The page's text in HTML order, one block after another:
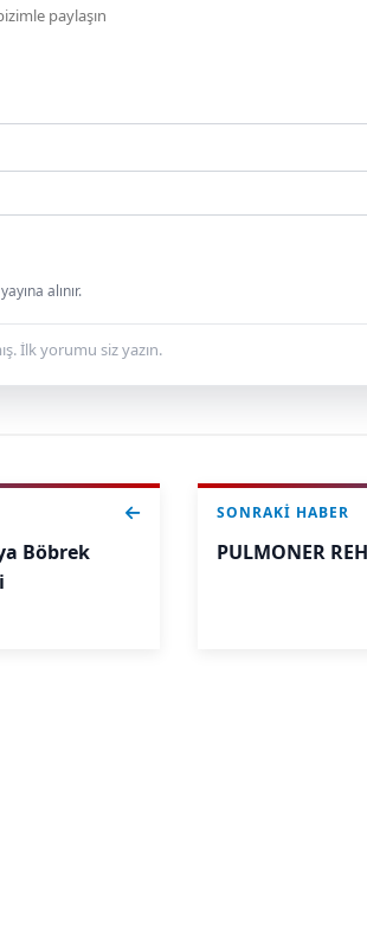
alınır.
İlk yorumu siz yazın.
Böbrek
SONRAKI HABER
PULMONER